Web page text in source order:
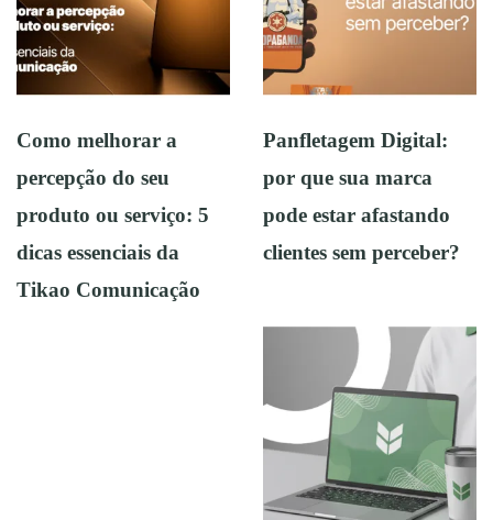
Como melhorar a
percepção do seu
produto ou serviço: 5
dicas essenciais da
Tikao Comunicação
Panfletagem Digital:
por que sua marca
pode estar afastando
clientes sem perceber?